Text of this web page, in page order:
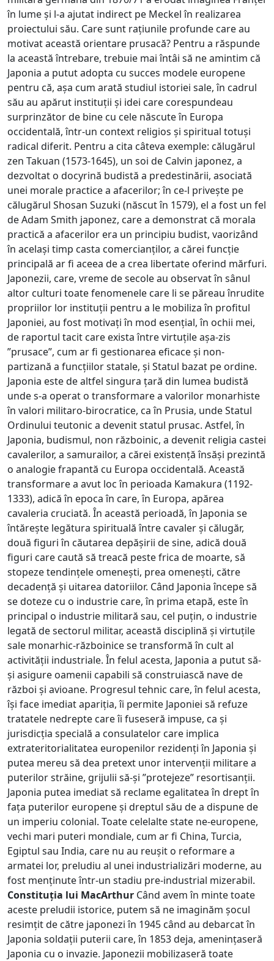
în lume și l-a ajutat indirect pe Meckel în realizarea
proiectului său. Care sunt rațiunile profunde care au
motivat această orientare prusacă? Pentru a răspunde
la această întrebare, trebuie mai întâi să ne amintim că
Japonia a putut adopta cu succes modele europene
pentru că, așa cum arată studiul istoriei sale, în cadrul
său au apărut instituții și idei care corespundeau
surprinzător de bine cu cele născute în Europa
occidentală, într-un context religios și spiritual totuși
radical diferit. Pentru a cita câteva exemple: călugărul
zen Takuan (1573-1645), un soi de Calvin japonez, a
dezvoltat o docyrină budistă a predestinării, asociată
unei morale practice a afacerilor; în ce-l privește pe
călugărul Shosan Suzuki (născut în 1579), el a fost un fel
de Adam Smith japonez, care a demonstrat că morala
practică a afacerilor era un principiu budist, vaorizând
în același timp casta comercianților, a cărei funcție
principală ar fi aceea de a crea libertate oferind mărfuri.
Japonezii, care, vreme de secole au observat în sânul
altor culturi toate fenomenele care li se păreau înrudite
propriilor lor instituții pentru a le mobiliza în profitul
Japoniei, au fost motivați în mod esențial, în ochii mei,
de raportul tacit care exista între virtuțile așa-zis
”prusace”, cum ar fi gestionarea eficace și non-
partizană a funcțiilor statale, și Statul bazat pe ordine.
Japonia este de altfel singura țară din lumea budistă
unde s-a operat o transformare a valorilor monarhiste
în valori militaro-birocratice, ca în Prusia, unde Statul
Ordinului teutonic a devenit statul prusac. Astfel, în
Japonia, budismul, non războinic, a devenit religia castei
cavalerilor, a samurailor, a cărei existență însăși prezintă
o analogie frapantă cu Europa occidentală. Această
transformare a avut loc în perioada Kamakura (1192-
1333), adică în epoca în care, în Europa, apărea
cavaleria cruciată. În această perioadă, în Japonia se
întărește legătura spirituală între cavaler și călugăr,
două figuri în căutarea depășirii de sine, adică două
figuri care caută să treacă peste frica de moarte, să
stopeze tendințele omenești, prea omenești, către
decadență și uitarea datoriilor. Când Japonia începe să
se doteze cu o industrie care, în prima etapă, este în
principal o industrie militară sau, cel puțin, o industrie
legată de sectorul militar, această disciplină și virtuțile
sale monarhic-războinice se transformă în cult al
activității industriale. În felul acesta, Japonia a putut să-
și asigure oamenii capabili să construiască nave de
război și avioane. Progresul tehnic care, în felul acesta,
își face imediat apariția, îi permite Japoniei să refuze
tratatele nedrepte care îi fuseseră impuse, ca și
jurisdicția specială a consulatelor care implica
extrateritorialitatea europenilor rezidenți în Japonia și
putea mereu să dea pretext unor intervenții militare a
puterilor străine, grijulii să-și ”protejeze” resortisanții.
Japonia putea imediat să reclame egalitatea în drept în
fața puterilor europene și dreptul său de a dispune de
un imperiu colonial. Toate celelalte state ne-europene,
vechi mari puteri mondiale, cum ar fi China, Turcia,
Egiptul sau India, care nu au reușit o reformare a
armatei lor, preludiu al unei industrializări moderne, au
fost menținute într-un stadiu pre-industrial mizerabil.
Constituția lui MacArthur Când avem în minte toate
aceste preludii istorice, putem să ne imaginăm șocul
resimțit de către japonezi în 1945 când au debarcat în
Japonia soldații puterii care, în 1853 deja, amenințaseră
Japonia cu o invazie. Japonezii mobilizaseră toate